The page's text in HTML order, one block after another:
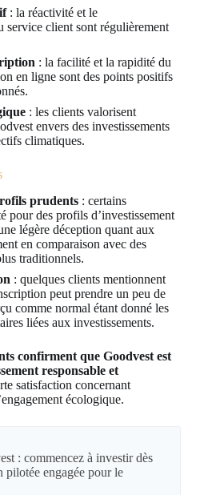
: la réactivité et le
service client sont régulièrement
: la facilité et la rapidité du
en ligne sont des points positifs
: les clients valorisent
envers des investissements
climatiques.
prudents : certains
pour des profils d’investissement
légère déception quant aux
en comparaison avec des
traditionnels.
: quelques clients mentionnent
peut prendre un peu de
comme normal étant donné les
liées aux investissements.
confirment que Goodvest est
responsable et
satisfaction concernant
écologique.
: commencez à investir dès
pilotée engagée pour le